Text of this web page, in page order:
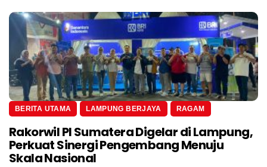
BERITA UTAMA LAMPUNG BERJAYA RAGAM
Rakorwil PI Sumatera Digelar di Lampung,
Perkuat Sinergi Pengembang Menuju
Skala Nasional